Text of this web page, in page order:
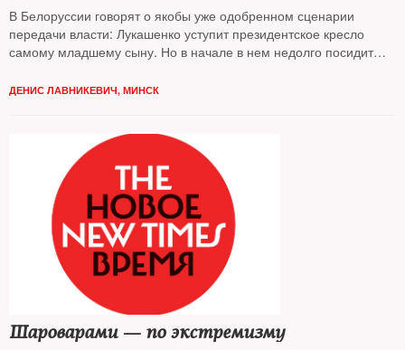
В Белоруссии говорят о якобы уже одобренном сценарии
передачи власти: Лукашенко уступит президентское кресло
самому младшему сыну. Но в начале в нем недолго посидит
ДЕНИС ЛАВНИКЕВИЧ, МИНСК
Шароварами — по экстремизму